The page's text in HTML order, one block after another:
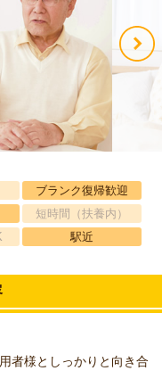
ブランク復帰歓迎
短時間（扶養内）
駅近
者様としっかりと向き合